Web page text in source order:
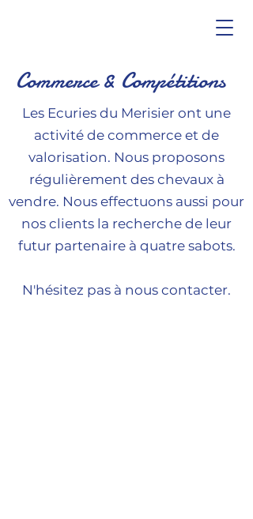
Commerce & Compétitions
Les Ecuries du Merisier ont une
activité de commerce et de
valorisation. Nous proposons
régulièrement des chevaux à
vendre. Nous effectuons aussi pour
nos clients la recherche de leur
futur partenaire à quatre sabots.
N'hésitez pas à nous contacter.